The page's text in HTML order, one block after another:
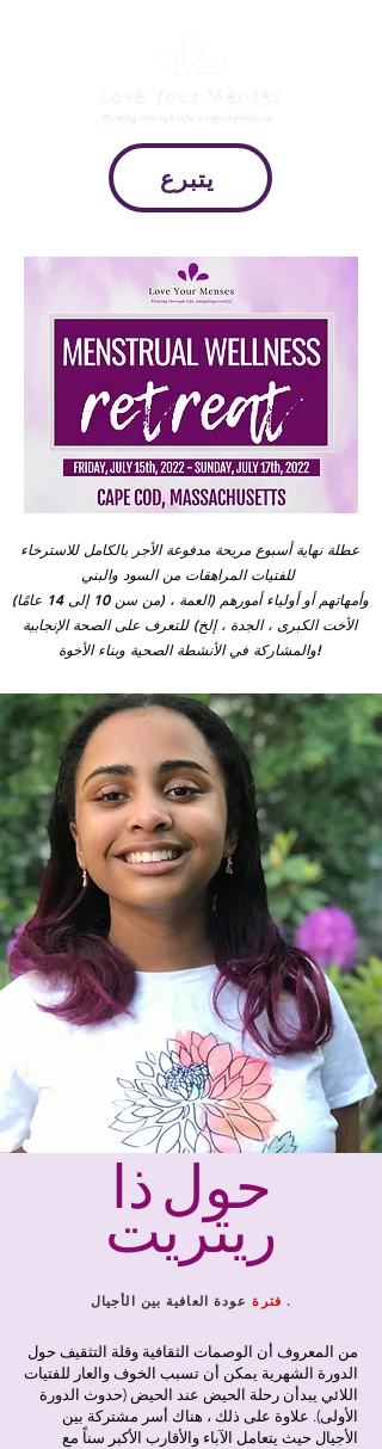
يتبرع
عطلة نهاية أسبوع مريحة مدفوعة الأجر بالكامل للاسترخاء
للفتيات المراهقات من السود والبني
(من سن 10 إلى 14 عامًا) وأمهاتهم أو أولياء أمورهم (العمة ،
الأخت الكبرى ، الجدة ، إلخ) للتعرف على الصحة الإنجابية
والمشاركة في الأنشطة الصحية وبناء الأخوة!
حول ذا
ريتريت
فترة عودة العافية بين الأجيال .
من المعروف أن الوصمات الثقافية وقلة التثقيف حول
الدورة الشهرية يمكن أن تسبب الخوف والعار للفتيات
اللائي يبدأن رحلة الحيض عند الحيض (حدوث الدورة
الأولى). علاوة على ذلك ، هناك أسر مشتركة بين
الأجيال حيث يتعامل الآباء والأقارب الأكبر سناً مع